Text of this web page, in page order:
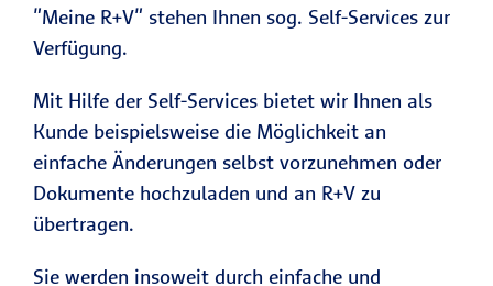
"Meine R+V" stehen Ihnen sog. Self-Services zur
Verfügung.
Mit Hilfe der Self-Services bietet wir Ihnen als
Kunde beispielsweise die Möglichkeit an
einfache Änderungen selbst vorzunehmen oder
Dokumente hochzuladen und an R+V zu
übertragen.
Sie werden insoweit durch einfache und